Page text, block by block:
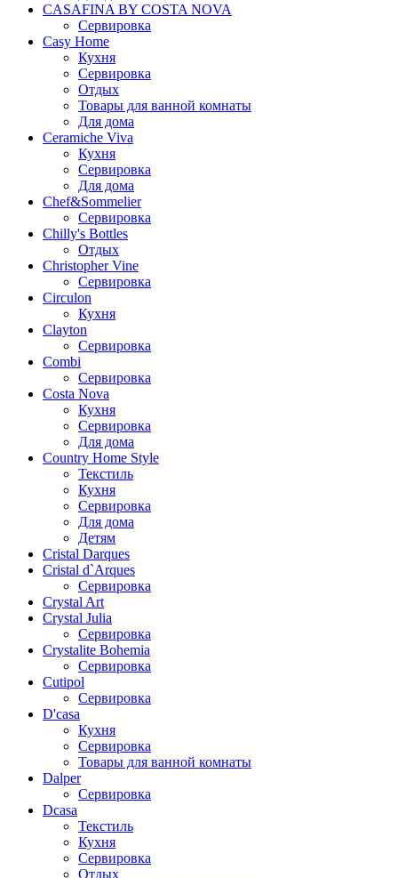
CASAFINA BY COSTA NOVA
Сервировка
Casy Home
Кухня
Сервировка
Отдых
Товары для ванной комнаты
Для дома
Ceramiche Viva
Кухня
Сервировка
Для дома
Chef&Sommelier
Сервировка
Chilly's Bottles
Отдых
Christopher Vine
Сервировка
Circulon
Кухня
Clayton
Сервировка
Combi
Сервировка
Costa Nova
Кухня
Сервировка
Для дома
Country Home Style
Текстиль
Кухня
Сервировка
Для дома
Детям
Cristal Darques
Cristal d`Arques
Сервировка
Crystal Art
Crystal Julia
Сервировка
Crystalite Bohemia
Сервировка
Cutipol
Сервировка
D'casa
Кухня
Сервировка
Товары для ванной комнаты
Dalper
Сервировка
Dcasa
Текстиль
Кухня
Сервировка
Отдых